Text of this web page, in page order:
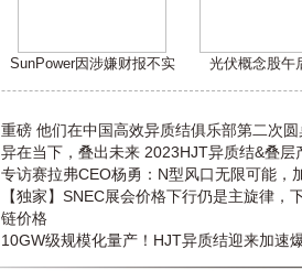
SunPower因涉嫌财报不实 光伏概念股午
重磅 他们在中国高效异质结俱乐部第二次
异在当下，叠出未来 2023HJT异质结&叠层
专访赛拉弗CEO杨勇：N型风口无限可能，
【独家】SNEC展会价格下行仍是主旋律，
链价格
10GW级规模化量产！HJT异质结迎来加速